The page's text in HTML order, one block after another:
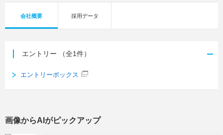
会社概要 採用データ
エントリー （全1件）
エントリーボックス
画像からAIがピックアップ